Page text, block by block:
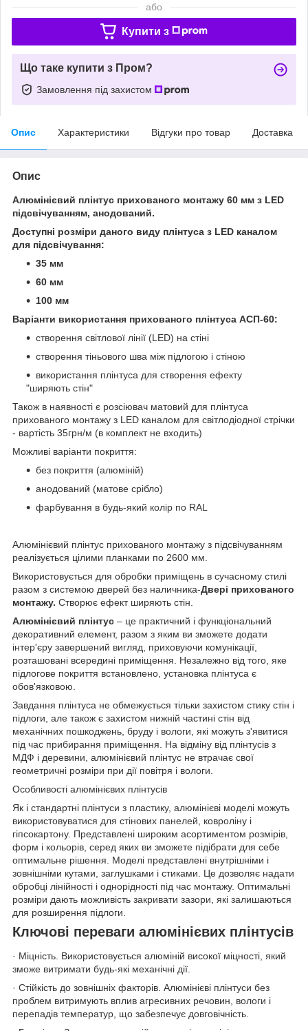
або
Купити з
Що таке купити з Пром?
Замовлення під захистом
Опис Характеристики Відгуки про товар Доставка
Опис
Алюмінієвий плінтус прихованого монтажу 60 мм з LED
підсвічуванням, анодований.
Доступні розміри даного виду плінтуса з LED каналом
для підсвічування:
35 мм
60 мм
100 мм
Варіанти використання прихованого плінтуса АСП-60:
створення світлової лінії (LED) на стіні
створення тіньового шва між підлогою і стіною
використання плінтуса для створення ефекту
"ширяють стін"
Також в наявності є розсіювач матовий для плінтуса
прихованого монтажу з LED каналом для світлодіодної стрічки
- вартість 35грн/м (в комплект не входить)
Можливі варіанти покриття:
без покриття (алюміній)
анодований (матове срібло)
фарбування в будь-який колір по RAL
Алюмінієвий плінтус прихованого монтажу з підсвічуванням
реалізується цілими планками по 2600 мм.
Використовується для обробки приміщень в сучасному стилі
разом з системою дверей без наличника-Двері прихованого
монтажу. Створює ефект ширяють стін.
Алюмінієвий плінтус – це практичний і функціональний
декоративний елемент, разом з яким ви зможете додати
інтер'єру завершений вигляд, приховуючи комунікації,
розташовані всередині приміщення. Незалежно від того, яке
підлогове покриття встановлено, установка плінтуса є
обов'язковою.
Завдання плінтуса не обмежується тільки захистом стику стін і
підлоги, але також є захистом нижній частині стін від
механічних пошкоджень, бруду і вологи, які можуть з'явитися
під час прибирання приміщення. На відміну від плінтусів з
МДФ і деревини, алюмінієвий плінтус не втрачає свої
геометричні розміри при дії повітря і вологи.
Особливості алюмінієвих плінтусів
Як і стандартні плінтуси з пластику, алюмінієві моделі можуть
використовуватися для стінових панелей, ковроліну і
гіпсокартону. Представлені широким асортиментом розмірів,
форм і кольорів, серед яких ви зможете підібрати для себе
оптимальне рішення. Моделі представлені внутрішніми і
зовнішніми кутами, заглушками і стиками. Це дозволяє надати
обробці лінійності і однорідності під час монтажу. Оптимальні
розміри дають можливість закривати зазори, які залишаються
для розширення підлоги.
Ключові переваги алюмінієвих плінтусів
· Міцність. Використовується алюміній високої міцності, який
зможе витримати будь-які механічні дії.
· Стійкість до зовнішніх факторів. Алюмінієві плінтуси без
проблем витримують вплив агресивних речовин, вологи і
перепадів температур, що забезпечує довговічність.